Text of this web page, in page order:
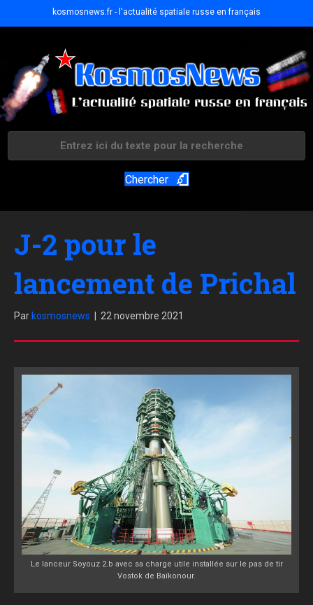
kosmosnews.fr - l'actualité spatiale russe en français
Chercher
J-2 pour le
lancement de Prichal
Par kosmosnews 22 novembre 2021
Le lanceur Soyouz 2.b avec sa charge utile installée sur le pas de tir
Vostok de Baïkonour.